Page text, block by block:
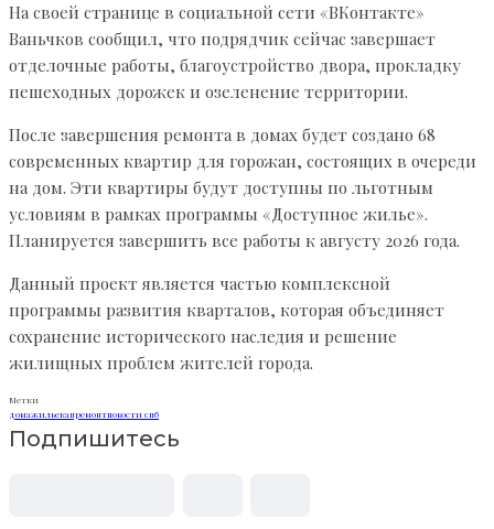
На своей странице в социальной сети «ВКонтакте»
Ваньчков сообщил, что подрядчик сейчас завершает
отделочные работы, благоустройство двора, прокладку
пешеходных дорожек и озеленение территории.
После завершения ремонта в домах будет создано 68
современных квартир для горожан, состоящих в очереди
на дом. Эти квартиры будут доступны по льготным
условиям в рамках программы «Доступное жилье».
Планируется завершить все работы к августу 2026 года.
Данный проект является частью комплексной
программы развития кварталов, которая объединяет
сохранение исторического наследия и решение
жилищных проблем жителей города.
Метки
домажильекапремонтновости спб
Подпишитесь